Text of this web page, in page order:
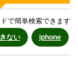
で簡単検索できます
ない iphone